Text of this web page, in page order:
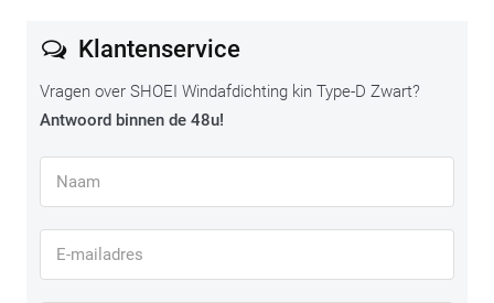
Klantenservice
Vragen over SHOEI Windafdichting kin Type-D Zwart?
Antwoord binnen de 48u!